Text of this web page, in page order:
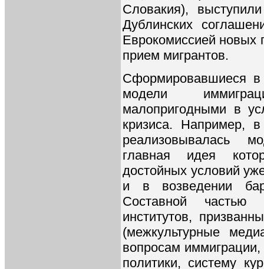
Словакия),
Дублинских
Еврокомиссией новых
прием мигрантов.
Сформировавшиеся в
модели
малопригодными в
кризиса. Например,
реализовывалась
главная идея
достойных условий
и в возведении
Составной частью
институтов,
(межкультурные
вопросам
политики, систему